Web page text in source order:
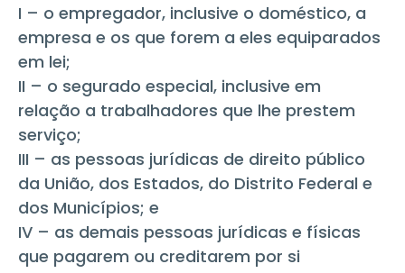
I – o empregador, inclusive o doméstico, a
empresa e os que forem a eles equiparados
em lei;
II – o segurado especial, inclusive em
relação a trabalhadores que lhe prestem
serviço;
III – as pessoas jurídicas de direito público
da União, dos Estados, do Distrito Federal e
dos Municípios; e
IV – as demais pessoas jurídicas e físicas
que pagarem ou creditarem por si